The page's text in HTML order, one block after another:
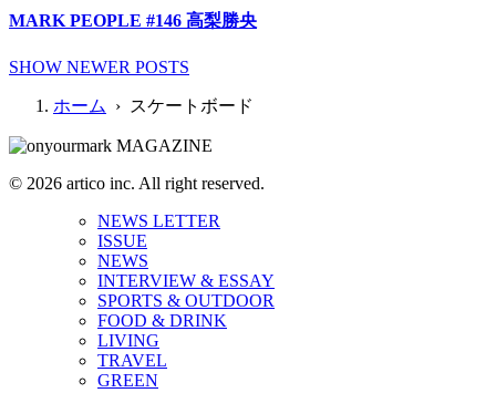
MARK PEOPLE #146 高梨勝央
SHOW NEWER POSTS
ホーム › スケートボード
© 2026 artico inc. All right reserved.
NEWS LETTER
ISSUE
NEWS
INTERVIEW & ESSAY
SPORTS & OUTDOOR
FOOD & DRINK
LIVING
TRAVEL
GREEN